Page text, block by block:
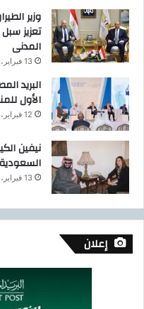
وزير
تعزيز
المدنى
13 فبراير، 2024
البريد
الأول
12 فبراير، 2024
نيفين
13 فبراير، 2024
إعلان